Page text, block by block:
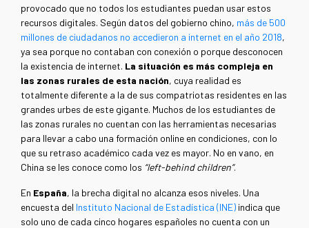
provocado que no todos los estudiantes puedan usar estos
recursos digitales. Según datos del gobierno chino, más de 500
millones de ciudadanos no accedieron a internet en el año 2018,
ya sea porque no contaban con conexión o porque desconocen
la existencia de internet. La situación es más compleja en
las zonas rurales de esta nación, cuya realidad es
totalmente diferente a la de sus compatriotas residentes en las
grandes urbes de este gigante. Muchos de los estudiantes de
las zonas rurales no cuentan con las herramientas necesarias
para llevar a cabo una formación online en condiciones, con lo
que su retraso académico cada vez es mayor. No en vano, en
China se les conoce como los “left-behind children”.
En España, la brecha digital no alcanza esos niveles. Una
encuesta del Instituto Nacional de Estadística (INE) indica que
solo uno de cada cinco hogares españoles no cuenta con un